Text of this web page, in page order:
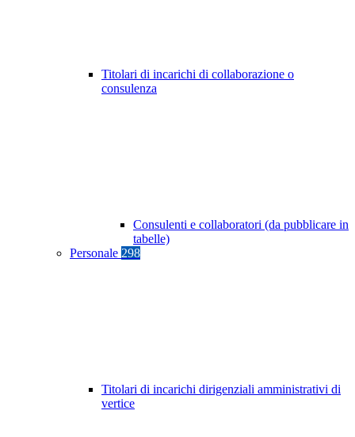
Titolari di incarichi di collaborazione o
consulenza
Consulenti e collaboratori (da pubblicare in
tabelle)
Personale 298
Titolari di incarichi dirigenziali amministrativi di
vertice